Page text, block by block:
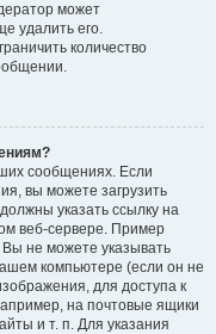
может
удалить его.
количество
сообщениях. Если
вы можете загрузить
указать ссылку на
веб-сервере. Пример
не можете указывать
компьютере (если он не
для доступа к
на почтовые ящики
и т. п. Для указания